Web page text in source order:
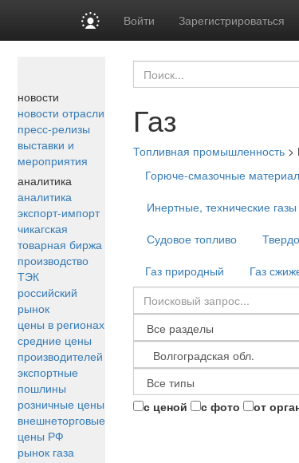
Войти Зарегистрироваться
новости
новости отрасли
пресс-релизы
выставки и
мероприятия
аналитика
аналитика
экспорт-импорт
чикагская
товарная биржа
производство
ТЭК
российский
рынок
цены в регионах
средние цены
производителей
экспортные
пошлины
розничные цены
внешнеторговые
цены РФ
рынок газа
Газ
Топливная промышленность >
Горюче-смазочные
Инертные, технические газы
Судовое топливо
Газ природный
Газ
с ценой с фото от